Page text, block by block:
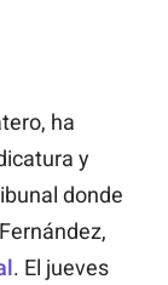
ha
y
donde
. El jueves